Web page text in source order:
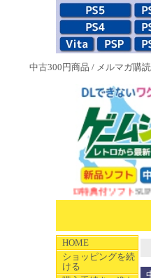
中古300円商品 / メルマガ購
NEW 1983特典付ソフトSUPERや
HOME
ショッピングを続
ける